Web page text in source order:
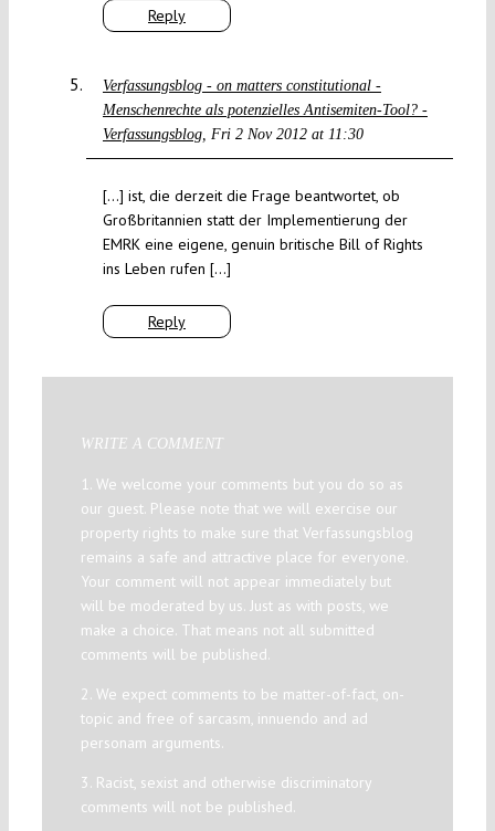
Reply
Verfassungsblog - on matters constitutional -
Menschenrechte als potenzielles Antisemiten-Tool? -
Verfassungsblog Fri 2 Nov 2012 at 11:30
Reply
[…] ist, die derzeit die Frage beantwortet, ob
Großbritannien statt der Implementierung der
EMRK eine eigene, genuin britische Bill of Rights
ins Leben rufen […]
WRITE A COMMENT
1. We welcome your comments but you do so as
our guest. Please note that we will exercise our
property rights to make sure that Verfassungsblog
remains a safe and attractive place for everyone.
Your comment will not appear immediately but
will be moderated by us. Just as with posts, we
make a choice. That means not all submitted
comments will be published.
2. We expect comments to be matter-of-fact, on-
topic and free of sarcasm, innuendo and ad
personam arguments.
3. Racist, sexist and otherwise discriminatory
comments will not be published.